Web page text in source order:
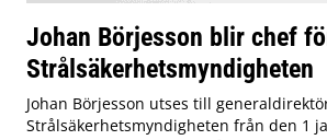
Johan Börjesson blir chef
Strålsäkerhetsmyndigheten
Johan Börjesson utses till
Strålsäkerhetsmyndigheten från den 1